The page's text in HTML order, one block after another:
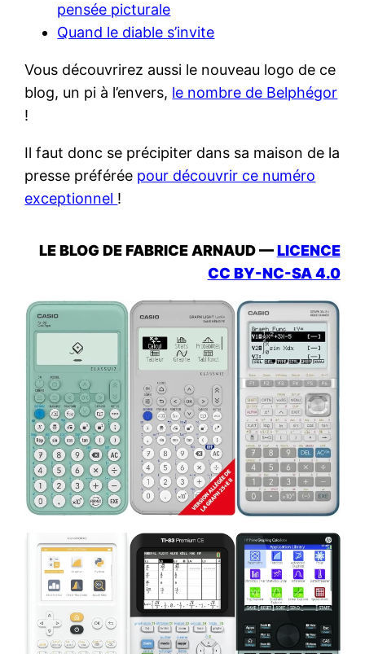
pensée picturale
Quand le diable s’invite
Vous découvrirez aussi le nouveau logo de ce
blog, un pi à l’envers, le nombre de Belphégor
!
Il faut donc se précipiter dans sa maison de la
presse préférée pour découvrir ce numéro
exceptionnel !
LE BLOG DE FABRICE ARNAUD —LICENCE
CC BY-NC-SA 4.0